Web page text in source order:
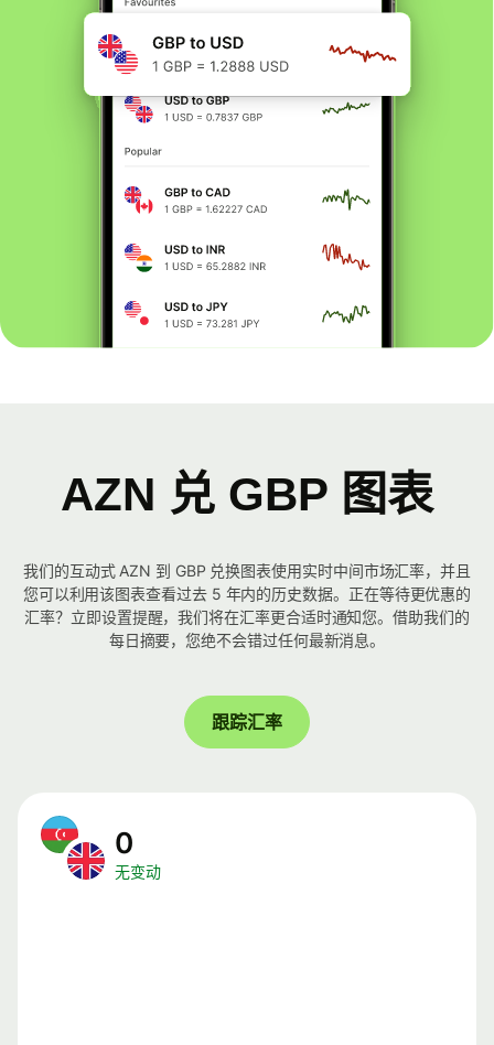
AZN 兑 GBP 图表
我们的互动式 AZN 到 GBP 兑换图表使用实时中间市场汇率，并且
您可以利用该图表查看过去 5 年内的历史数据。正在等待更优惠的
汇率？立即设置提醒，我们将在汇率更合适时通知您。借助我们的
每日摘要，您绝不会错过任何最新消息。
跟踪汇率
0
无变动